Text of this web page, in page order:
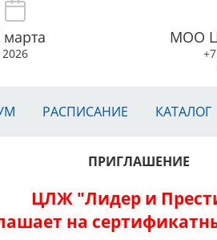
марта
2026
МОО
РАСПИСАНИЕ КАТАЛОГ
ПРИГЛАШЕНИЕ
ЦЛЖ "Лидер и
на